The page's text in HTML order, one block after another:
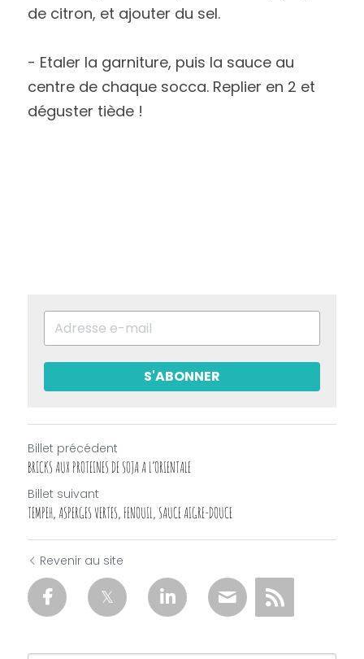
de citron, et ajouter du sel.
- Etaler la garniture, puis la sauce au
centre de chaque socca. Replier en 2 et
déguster tiède !
S'ABONNER
Billet précédent
BRICKS AUX PROTEINES DE SOJA A L’ORIENTALE
Billet suivant
TEMPEH, ASPERGES VERTES, FENOUIL, SAUCE AIGRE-DOUCE
Revenir au site